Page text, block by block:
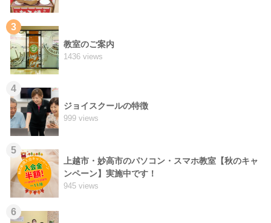
3
教室のご案内
1436 views
4
ジョイスクールの特徴
999 views
5
上越市・妙高市のパソコン・スマホ教室【秋のキャ
ンペーン】実施中です！
945 views
6